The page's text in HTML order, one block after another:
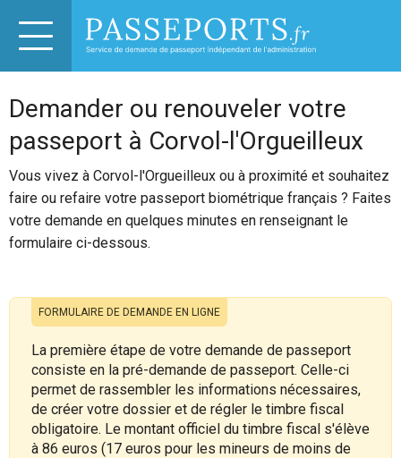
Demander ou renouveler votre
passeport à Corvol-l'Orgueilleux
Vous vivez à Corvol-l'Orgueilleux ou à proximité et souhaitez
faire ou refaire votre passeport biométrique français ? Faites
votre demande en quelques minutes en renseignant le
formulaire ci-dessous.
FORMULAIRE DE DEMANDE EN LIGNE
La première étape de votre demande de passeport
consiste en la pré-demande de passeport. Celle-ci
permet de rassembler les informations nécessaires,
de créer votre dossier et de régler le timbre fiscal
obligatoire. Le montant officiel du timbre fiscal s'élève
à 86 euros (17 euros pour les mineurs de moins de